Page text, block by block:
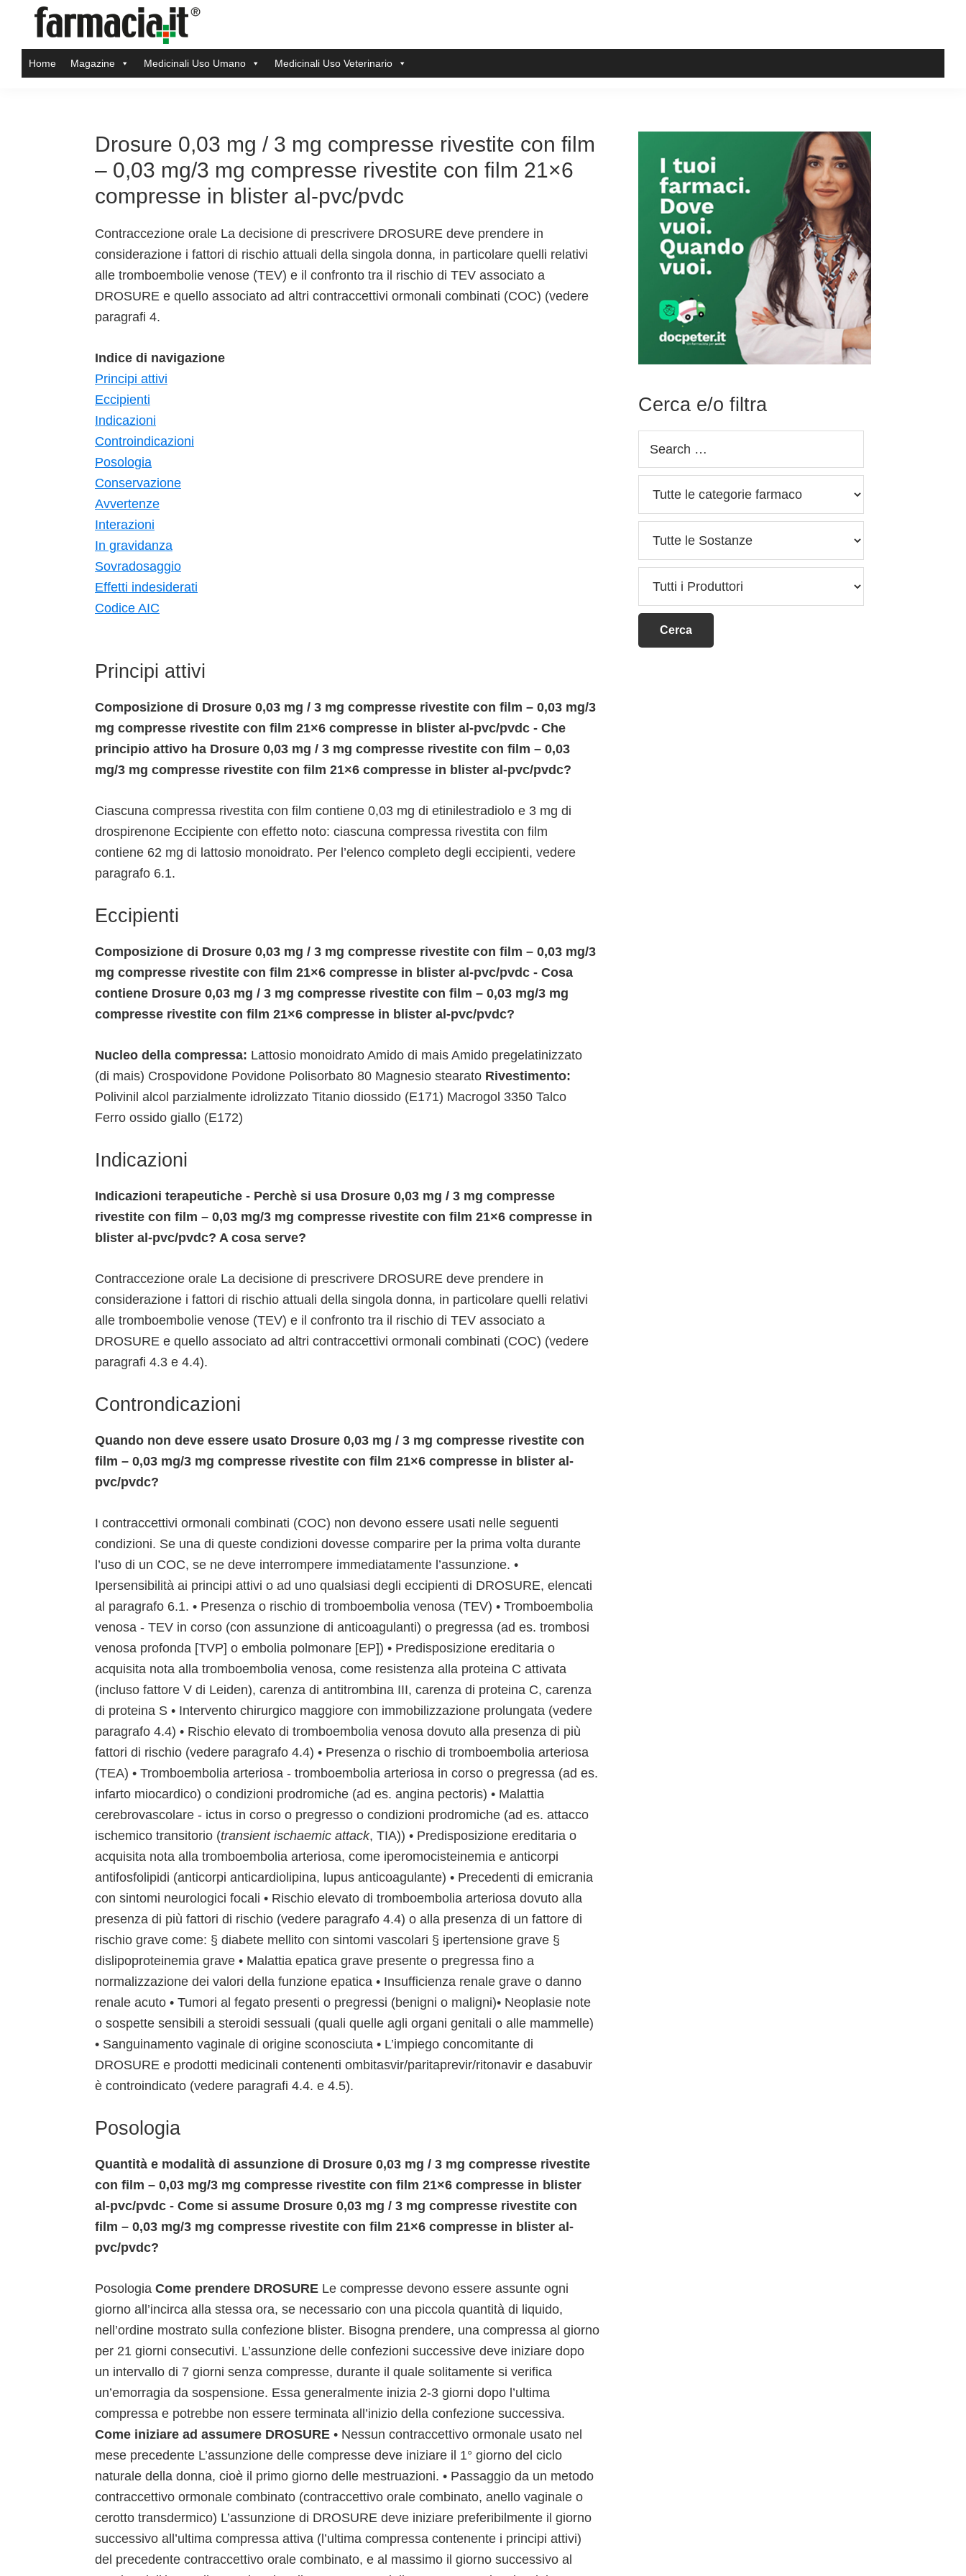
primary
main
primary
footerFarmacia.it
magazine
Home Magazine Medicinali Uso Umano Medicinali Uso Veterinario
Drosure 0,03 mg / 3 mg compresse rivestite con film
– 0,03 mg/3 mg compresse rivestite con film 21×6
compresse in blister al-pvc/pvdc
Contraccezione orale La decisione di prescrivere DROSURE deve prendere in
considerazione i fattori di rischio attuali della singola donna, in particolare quelli relativi
alle tromboembolie venose (TEV) e il confronto tra il rischio di TEV associato a
DROSURE e quello associato ad altri contraccettivi ormonali combinati (COC) (vedere
paragrafi 4.
Indice di navigazione
Principi attivi
Eccipienti
Indicazioni
Controindicazioni
Posologia
Conservazione
Avvertenze
Interazioni
In gravidanza
Sovradosaggio
Effetti indesiderati
Codice AIC
Principi attivi
Composizione di Drosure 0,03 mg / 3 mg compresse rivestite con film – 0,03 mg/3
mg compresse rivestite con film 21×6 compresse in blister al-pvc/pvdc - Che
principio attivo ha Drosure 0,03 mg / 3 mg compresse rivestite con film – 0,03
mg/3 mg compresse rivestite con film 21×6 compresse in blister al-pvc/pvdc?
Ciascuna compressa rivestita con film contiene 0,03 mg di etinilestradiolo e 3 mg di
drospirenone Eccipiente con effetto noto: ciascuna compressa rivestita con film
contiene 62 mg di lattosio monoidrato. Per l’elenco completo degli eccipienti, vedere
paragrafo 6.1.
Eccipienti
Composizione di Drosure 0,03 mg / 3 mg compresse rivestite con film – 0,03 mg/3
mg compresse rivestite con film 21×6 compresse in blister al-pvc/pvdc - Cosa
contiene Drosure 0,03 mg / 3 mg compresse rivestite con film – 0,03 mg/3 mg
compresse rivestite con film 21×6 compresse in blister al-pvc/pvdc?
Nucleo della compressa: Lattosio monoidrato Amido di mais Amido pregelatinizzato
(di mais) Crospovidone Povidone Polisorbato 80 Magnesio stearato Rivestimento:
Polivinil alcol parzialmente idrolizzato Titanio diossido (E171) Macrogol 3350 Talco
Ferro ossido giallo (E172)
Indicazioni
Indicazioni terapeutiche - Perchè si usa Drosure 0,03 mg / 3 mg compresse
rivestite con film – 0,03 mg/3 mg compresse rivestite con film 21×6 compresse in
blister al-pvc/pvdc? A cosa serve?
Contraccezione orale La decisione di prescrivere DROSURE deve prendere in
considerazione i fattori di rischio attuali della singola donna, in particolare quelli relativi
alle tromboembolie venose (TEV) e il confronto tra il rischio di TEV associato a
DROSURE e quello associato ad altri contraccettivi ormonali combinati (COC) (vedere
paragrafi 4.3 e 4.4).
Controndicazioni
Quando non deve essere usato Drosure 0,03 mg / 3 mg compresse rivestite con
film – 0,03 mg/3 mg compresse rivestite con film 21×6 compresse in blister al-
pvc/pvdc?
I contraccettivi ormonali combinati (COC) non devono essere usati nelle seguenti
condizioni. Se una di queste condizioni dovesse comparire per la prima volta durante
l’uso di un COC, se ne deve interrompere immediatamente l’assunzione. •
Ipersensibilità ai principi attivi o ad uno qualsiasi degli eccipienti di DROSURE, elencati
al paragrafo 6.1. • Presenza o rischio di tromboembolia venosa (TEV) • Tromboembolia
venosa - TEV in corso (con assunzione di anticoagulanti) o pregressa (ad es. trombosi
venosa profonda [TVP] o embolia polmonare [EP]) • Predisposizione ereditaria o
acquisita nota alla tromboembolia venosa, come resistenza alla proteina C attivata
(incluso fattore V di Leiden), carenza di antitrombina III, carenza di proteina C, carenza
di proteina S • Intervento chirurgico maggiore con immobilizzazione prolungata (vedere
paragrafo 4.4) • Rischio elevato di tromboembolia venosa dovuto alla presenza di più
fattori di rischio (vedere paragrafo 4.4) • Presenza o rischio di tromboembolia arteriosa
(TEA) • Tromboembolia arteriosa - tromboembolia arteriosa in corso o pregressa (ad es.
infarto miocardico) o condizioni prodromiche (ad es. angina pectoris) • Malattia
cerebrovascolare - ictus in corso o pregresso o condizioni prodromiche (ad es. attacco
ischemico transitorio (transient ischaemic attack, TIA)) • Predisposizione ereditaria o
acquisita nota alla tromboembolia arteriosa, come iperomocisteinemia e anticorpi
antifosfolipidi (anticorpi anticardiolipina, lupus anticoagulante) • Precedenti di emicrania
con sintomi neurologici focali • Rischio elevato di tromboembolia arteriosa dovuto alla
presenza di più fattori di rischio (vedere paragrafo 4.4) o alla presenza di un fattore di
rischio grave come: § diabete mellito con sintomi vascolari § ipertensione grave §
dislipoproteinemia grave • Malattia epatica grave presente o pregressa fino a
normalizzazione dei valori della funzione epatica • Insufficienza renale grave o danno
renale acuto • Tumori al fegato presenti o pregressi (benigni o maligni)• Neoplasie note
o sospette sensibili a steroidi sessuali (quali quelle agli organi genitali o alle mammelle)
• Sanguinamento vaginale di origine sconosciuta • L’impiego concomitante di
DROSURE e prodotti medicinali contenenti ombitasvir/paritaprevir/ritonavir e dasabuvir
è controindicato (vedere paragrafi 4.4. e 4.5).
Posologia
Quantità e modalità di assunzione di Drosure 0,03 mg / 3 mg compresse rivestite
con film – 0,03 mg/3 mg compresse rivestite con film 21×6 compresse in blister
al-pvc/pvdc - Come si assume Drosure 0,03 mg / 3 mg compresse rivestite con
film – 0,03 mg/3 mg compresse rivestite con film 21×6 compresse in blister al-
pvc/pvdc?
Posologia Come prendere DROSURE Le compresse devono essere assunte ogni
giorno all’incirca alla stessa ora, se necessario con una piccola quantità di liquido,
nell’ordine mostrato sulla confezione blister. Bisogna prendere, una compressa al giorno
per 21 giorni consecutivi. L’assunzione delle confezioni successive deve iniziare dopo
un intervallo di 7 giorni senza compresse, durante il quale solitamente si verifica
un’emorragia da sospensione. Essa generalmente inizia 2-3 giorni dopo l’ultima
compressa e potrebbe non essere terminata all’inizio della confezione successiva.
Come iniziare ad assumere DROSURE • Nessun contraccettivo ormonale usato nel
mese precedente L’assunzione delle compresse deve iniziare il 1° giorno del ciclo
naturale della donna, cioè il primo giorno delle mestruazioni. • Passaggio da un metodo
contraccettivo ormonale combinato (contraccettivo orale combinato, anello vaginale o
cerotto transdermico) L’assunzione di DROSURE deve iniziare preferibilmente il giorno
successivo all’ultima compressa attiva (l’ultima compressa contenente i principi attivi)
del precedente contraccettivo orale combinato, e al massimo il giorno successivo al
Sidebar
Cerca e/o filtra